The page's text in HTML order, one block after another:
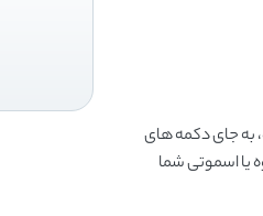
به جای دکمه های
یا اسموتی شما